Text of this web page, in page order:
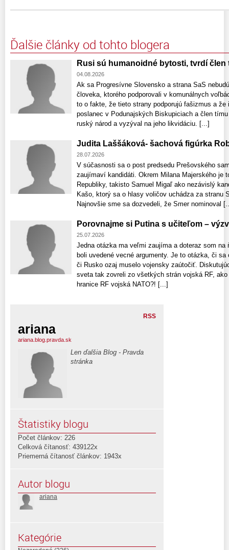
Ďalšie články od tohto blogera
Rusi sú humanoidné bytosti, tvrdí člen
04.08.2026
Ak sa Progresívne Slovensko a strana SaS
človeka, ktorého podporovali v komunálnych
to o fakte, že tieto strany podporujú fašizmus a
poslanec v Podunajských Biskupiciach a člen
ruský národ a vyzýval na jeho likvidáciu. [...]
Judita Laššáková- šachová figúrka
28.07.2026
V súčasnosti sa o post predsedu Prešovského
zaujímaví kandidáti. Okrem Milana Majerského je
Republiky, takisto Samuel Migaľ ako nezávislý
Kašo, ktorý sa o hlasy voličov uchádza za stranu
Najnovšie sme sa dozvedeli, že Smer nominoval
Porovnajme si Putina s učiteľom –
25.07.2026
Jedna otázka ma veľmi zaujíma a doteraz som na
boli uvedené vecné argumenty. Je to otázka, či
či Rusko ozaj muselo vojensky zaútočiť.
sveta tak zovreli zo všetkých strán vojská RF,
hranice RF vojská NATO?! [...]
RSS
ariana
ariana.blog.pravda.sk
Len ďalšia Blog - Pravda
stránka
Štatistiky blogu
Počet článkov: 226
Celková čítanosť: 439122x
Priemerná čítanosť článkov: 1943x
Autor blogu
ariana
Kategórie